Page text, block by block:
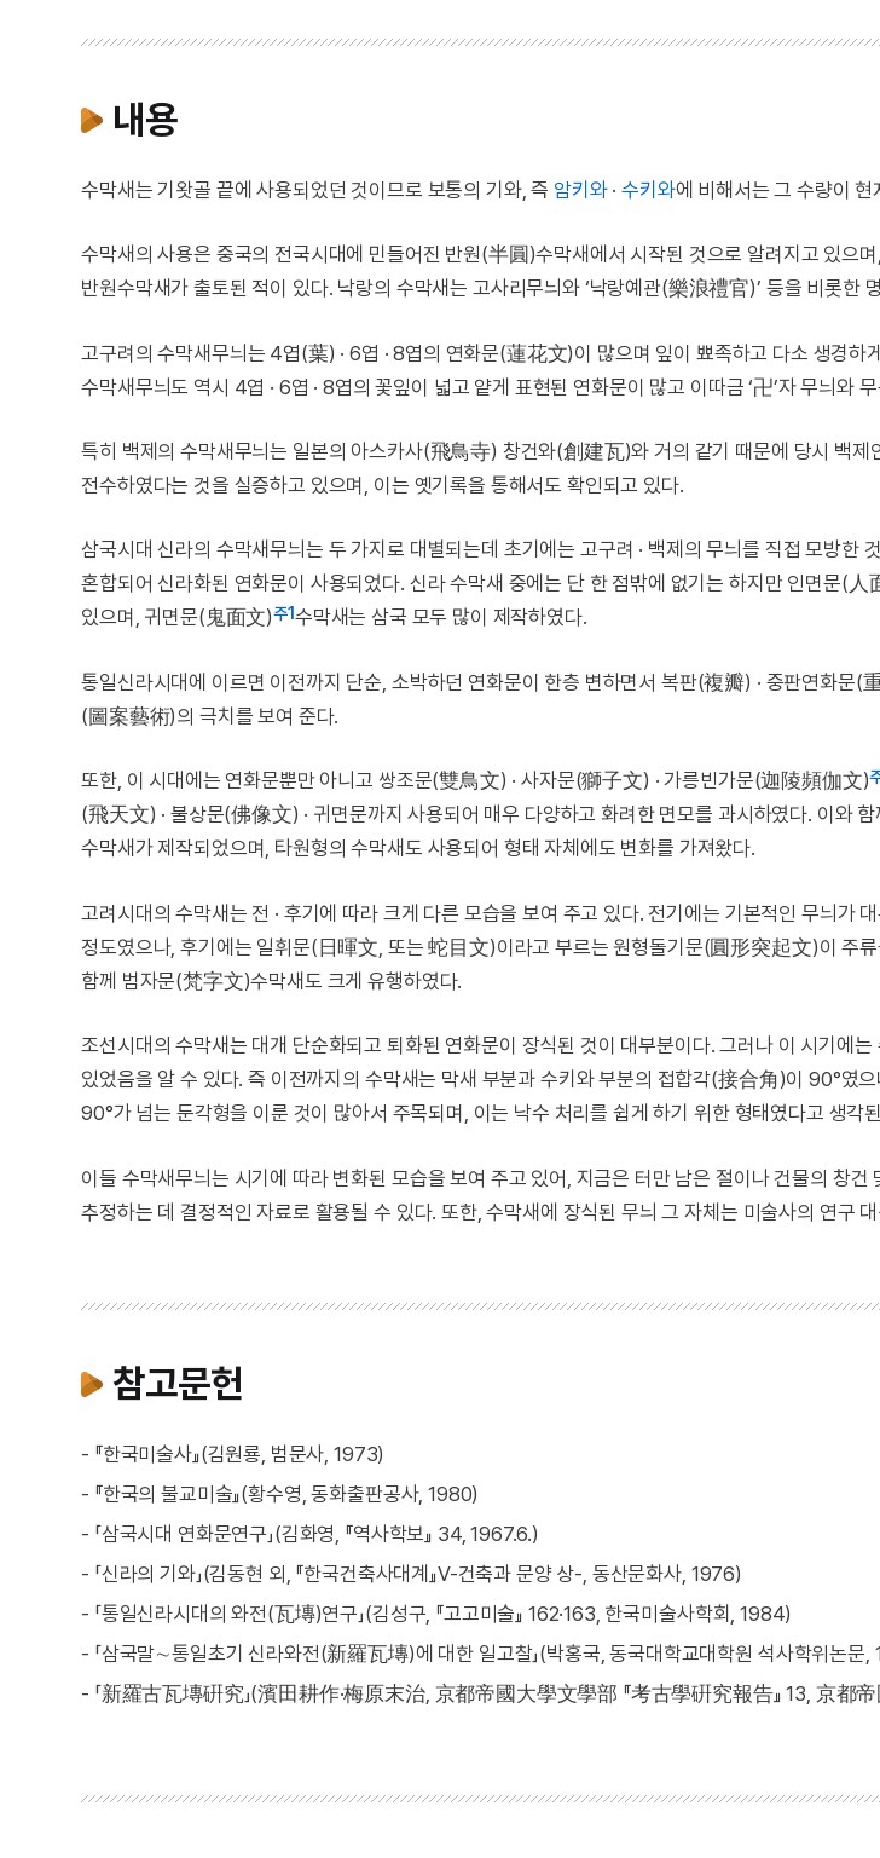
내용
수막새는 기왓골 끝에 사용되었던 것이므로 보통의 기와, 즉 암키와· 수키와에 비해서는 그 수량이 현
수막새의 사용은 중국의 전국시대에 민들어진 반원(半圓)수막새에서 시작된 것으로 알려지고 있으
반원수막새가 출토된 적이 있다. 낙랑의 수막새는 고사리무늬와 ‘낙랑예관(樂浪禮官)’ 등을 비롯한
고구려의 수막새무늬는 4엽(葉) · 6엽 · 8엽의 연화문(蓮花文)이 많으며 잎이 뾰족하고 다소 생경하
수막새무늬도 역시 4엽 · 6엽 · 8엽의 꽃잎이 넓고 얕게 표현된 연화문이 많고 이따금 ‘卍’자 무늬와
특히 백제의 수막새무늬는 일본의 아스카사(飛鳥寺) 창건와(創建瓦)와 거의 같기 때문에 당시 백제
전수하였다는 것을 실증하고 있으며, 이는 옛기록을 통해서도 확인되고 있다.
삼국시대 신라의 수막새무늬는 두 가지로 대별되는데 초기에는 고구려 · 백제의 무늬를 직접 모방한
혼합되어 신라화된 연화문이 사용되었다. 신라 수막새 중에는 단 한 점밖에 없기는 하지만 인면문(
있으며, 귀면문(鬼面文)주1수막새는 삼국 모두 많이 제작하였다.
통일신라시대에 이르면 이전까지 단순, 소박하던 연화문이 한층 변하면서 복판(複瓣) · 중판연화문
(圖案藝術)의 극치를 보여 준다.
또한, 이 시대에는 연화문뿐만 아니고 쌍조문(雙鳥文) · 사자문(獅子文) · 가릉빈가문(迦陵頻伽文)
(飛天文) · 불상문(佛像文) · 귀면문까지 사용되어 매우 다양하고 화려한 면모를 과시하였다. 이와
수막새가 제작되었으며, 타원형의 수막새도 사용되어 형태 자체에도 변화를 가져왔다.
고려시대의 수막새는 전 · 후기에 따라 크게 다른 모습을 보여 주고 있다. 전기에는 기본적인 무늬가
정도였으나, 후기에는 일휘문(日暉文, 또는 蛇目文)이라고 부르는 원형돌기문(圓形突起文)이 주류
함께 범자문(梵字文)수막새도 크게 유행하였다.
조선시대의 수막새는 대개 단순화되고 퇴화된 연화문이 장식된 것이 대부분이다. 그러나 이 시기에
있었음을 알 수 있다. 즉 이전까지의 수막새는 막새 부분과 수키와 부분의 접합각(接合角)이 90°였으
90°가 넘는 둔각형을 이룬 것이 많아서 주목되며, 이는 낙수 처리를 쉽게 하기 위한 형태였다고 생각
이들 수막새무늬는 시기에 따라 변화된 모습을 보여 주고 있어, 지금은 터만 남은 절이나 건물의 창건
추정하는 데 결정적인 자료로 활용될 수 있다. 또한, 수막새에 장식된 무늬 그 자체는 미술사의 연구
참고문헌
- 『한국미술사』(김원룡, 범문사, 1973)
- 『한국의 불교미술』(황수영, 동화출판공사, 1980)
- 「삼국시대 연화문연구」(김화영, 『역사학보』 34, 1967.6.)
- 「신라의 기와」(김동현 외, 『한국건축사대계』Ⅴ-건축과 문양 상-, 동산문화사, 1976)
- 「통일신라시대의 와전(瓦塼)연구」(김성구, 『고고미술』 162·163, 한국미술사학회, 1984)
- 「삼국말∼통일초기 신라와전(新羅瓦塼)에 대한 일고찰」(박홍국, 동국대학교대학원 석사학위논문,
- 「新羅古瓦塼硏究」(濱田耕作·梅原末治, 京都帝國大學文學部 『考古學硏究報告』 13, 京都